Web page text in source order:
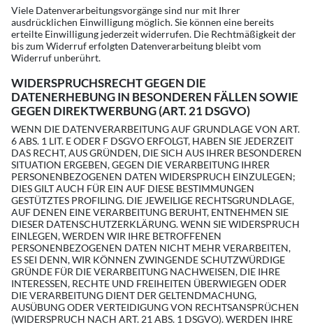
Viele Datenverarbeitungsvorgänge sind nur mit Ihrer
ausdrücklichen Einwilligung möglich. Sie können eine bereits
erteilte Einwilligung jederzeit widerrufen. Die Rechtmäßigkeit der
bis zum Widerruf erfolgten Datenverarbeitung bleibt vom
Widerruf unberührt.
WIDERSPRUCHSRECHT GEGEN DIE
DATENERHEBUNG IN BESONDEREN FÄLLEN SOWIE
GEGEN DIREKTWERBUNG (ART. 21 DSGVO)
WENN DIE DATENVERARBEITUNG AUF GRUNDLAGE VON ART.
6 ABS. 1 LIT. E ODER F DSGVO ERFOLGT, HABEN SIE JEDERZEIT
DAS RECHT, AUS GRÜNDEN, DIE SICH AUS IHRER BESONDEREN
SITUATION ERGEBEN, GEGEN DIE VERARBEITUNG IHRER
PERSONENBEZOGENEN DATEN WIDERSPRUCH EINZULEGEN;
DIES GILT AUCH FÜR EIN AUF DIESE BESTIMMUNGEN
GESTÜTZTES PROFILING. DIE JEWEILIGE RECHTSGRUNDLAGE,
AUF DENEN EINE VERARBEITUNG BERUHT, ENTNEHMEN SIE
DIESER DATENSCHUTZERKLÄRUNG. WENN SIE WIDERSPRUCH
EINLEGEN, WERDEN WIR IHRE BETROFFENEN
PERSONENBEZOGENEN DATEN NICHT MEHR VERARBEITEN,
ES SEI DENN, WIR KÖNNEN ZWINGENDE SCHUTZWÜRDIGE
GRÜNDE FÜR DIE VERARBEITUNG NACHWEISEN, DIE IHRE
INTERESSEN, RECHTE UND FREIHEITEN ÜBERWIEGEN ODER
DIE VERARBEITUNG DIENT DER GELTENDMACHUNG,
AUSÜBUNG ODER VERTEIDIGUNG VON RECHTSANSPRÜCHEN
(WIDERSPRUCH NACH ART. 21 ABS. 1 DSGVO). WERDEN IHRE